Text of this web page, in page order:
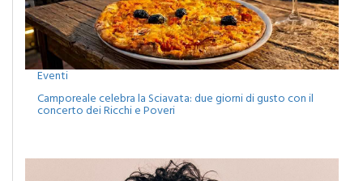
Eventi
Camporeale celebra la Sciavata: due giorni di gusto con il
concerto dei Ricchi e Poveri